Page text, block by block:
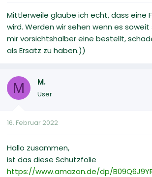
Mittlerweile glaube ich echt, dass eine
wird. Werden wir sehen wenn es soweit
mir vorsichtshalber eine bestellt,
als Ersatz zu haben.))
M M.
User
16. Februar 2022
Hallo zusammen,
ist das diese Schutzfolie
https://www.amazon.de/dp/